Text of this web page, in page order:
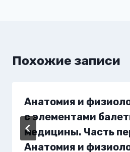
Похожие записи
Анатомия и
с элементами
медицины. Часть
Анатомия и